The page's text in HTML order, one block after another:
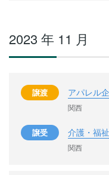
2023 年 11 月
譲渡 アパレル
関西
譲受 介護・福祉
関西